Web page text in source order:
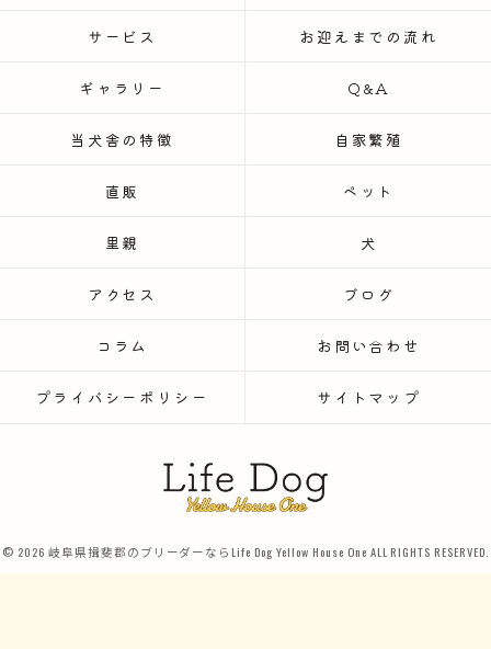
サービス お迎えまでの流れ
ギャラリー Q&A
当犬舎の特徴 自家繁殖
直販 ペット
里親 犬
アクセス ブログ
コラム お問い合わせ
プライバシーポリシー サイトマップ
© 2026 岐阜県揖斐郡のブリーダーならLife Dog Yellow House One ALL RIGHTS RESERVED.